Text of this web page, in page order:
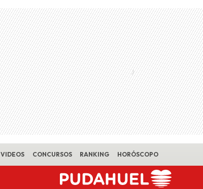
VIDEOS CONCURSOS RANKING HORÓSCOPO